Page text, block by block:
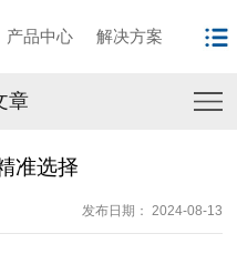
产品中心 解决方案
章
准选择
发布日期： 2024-08-13